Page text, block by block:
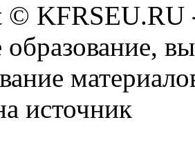
KFRSEU.RU
источник